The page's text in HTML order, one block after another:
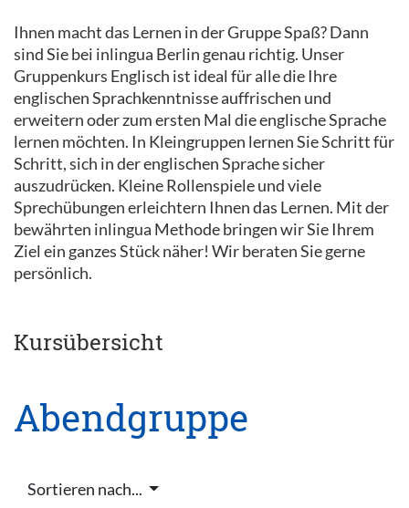
Ihnen macht das Lernen in der Gruppe Spaß? Dann
sind Sie bei inlingua Berlin genau richtig. Unser
Gruppenkurs Englisch ist ideal für alle die Ihre
englischen Sprachkenntnisse auffrischen und
erweitern oder zum ersten Mal die englische Sprache
lernen möchten. In Kleingruppen lernen Sie Schritt für
Schritt, sich in der englischen Sprache sicher
auszudrücken. Kleine Rollenspiele und viele
Sprechübungen erleichtern Ihnen das Lernen. Mit der
bewährten inlingua Methode bringen wir Sie Ihrem
Ziel ein ganzes Stück näher! Wir beraten Sie gerne
persönlich.
Kursübersicht
Abendgruppe
Sortieren nach...